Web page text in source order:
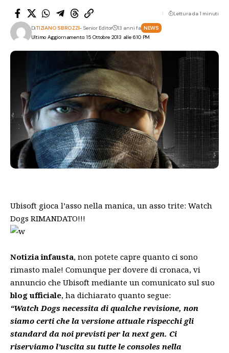
Ultimo Aggiornamento: 15 Ottobre 2013 alle 6:10 PM
DiTIZIANO SBROZZI- Senior Editor 13 anni fa NEWS
Lettura da 1 minuti
Ubisoft gioca l’asso nella manica, un asso trite: Watch
Dogs RIMANDATO!!!
Notizia infausta, non potete capre quanto ci sono
rimasto male! Comunque per dovere di cronaca, vi
annuncio che Ubisoft mediante un comunicato sul suo
blog ufficiale, ha dichiarato quanto segue:
“Watch Dogs necessita di qualche revisione, non
siamo certi che la versione attuale rispecchi gli
standard da noi previsti per la next gen. Ci
riserviamo l’uscita su tutte le consoles nella